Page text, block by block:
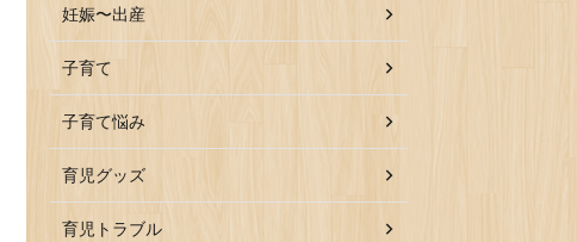
妊娠〜出産
子育て
子育て悩み
育児グッズ
育児トラブル